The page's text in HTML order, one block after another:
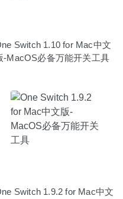
Switch 1.10 for Mac中文
-MacOS必备万能开关工具
Switch 1.9.2 for Mac中文